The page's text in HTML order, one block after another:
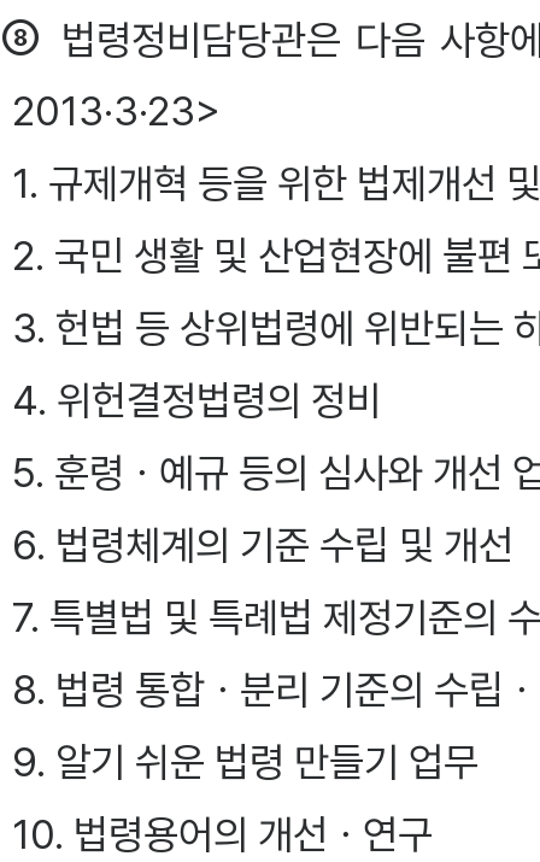
⑧ 법령정비담당관은 다음 사항
2013·3·23>
1. 규제개혁 등을 위한 법제개선
2. 국민 생활 및 산업현장에 불편
3. 헌법 등 상위법령에 위반되는
4. 위헌결정법령의 정비
5. 훈령ㆍ예규 등의 심사와 개선
6. 법령체계의 기준 수립 및 개선
7. 특별법 및 특례법 제정기준의
8. 법령 통합ㆍ분리 기준의 수립
9. 알기 쉬운 법령 만들기 업무
10. 법령용어의 개선ㆍ연구